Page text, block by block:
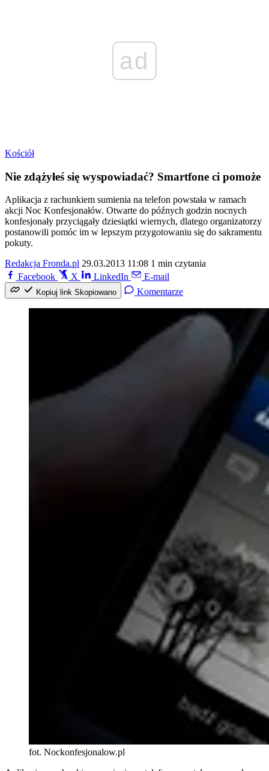
ad
Kościół
Nie zdążyłeś się wyspowiadać? Smartfone ci pomoże
Aplikacja z rachunkiem sumienia na telefon powstała w ramach
akcji Noc Konfesjonałów. Otwarte do późnych godzin nocnych
konfesjonały przyciągały dziesiątki wiernych, dlatego organizatorzy
postanowili pomóc im w lepszym przygotowaniu się do sakramentu
pokuty.
Redakcja Fronda.pl 29.03.2013 11:08 1 min czytania
Facebook
X LinkedIn E-mail
Kopiuj link Skopiowano Komentarze
fot. Nockonfesjonalow.pl